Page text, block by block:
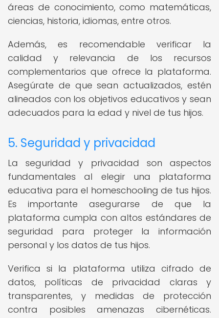
áreas de conocimiento, como matemáticas,
ciencias, historia, idiomas, entre otros.
Además, es recomendable verificar la
calidad y relevancia de los recursos
complementarios que ofrece la plataforma.
Asegúrate de que sean actualizados, estén
alineados con los objetivos educativos y sean
adecuados para la edad y nivel de tus hijos.
5. Seguridad y privacidad
La seguridad y privacidad son aspectos
fundamentales al elegir una plataforma
educativa para el homeschooling de tus hijos.
Es importante asegurarse de que la
plataforma cumpla con altos estándares de
seguridad para proteger la información
personal y los datos de tus hijos.
Verifica si la plataforma utiliza cifrado de
datos, políticas de privacidad claras y
transparentes, y medidas de protección
contra posibles amenazas cibernéticas.